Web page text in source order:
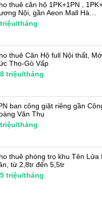
thuê căn hộ 1PK+1PN ,
Nội, gần Aeon Mall Hà…
triệu/tháng
thuê Căn Hộ full Nội thất,
Thọ-Gò Vấp
triệu/tháng
ban công giặt riêng gần
Văn Thụ
triệu/tháng
thuê phòng trọ khu Tên Lửa
từ 2,8tr đến 5,5tr
triệu/tháng